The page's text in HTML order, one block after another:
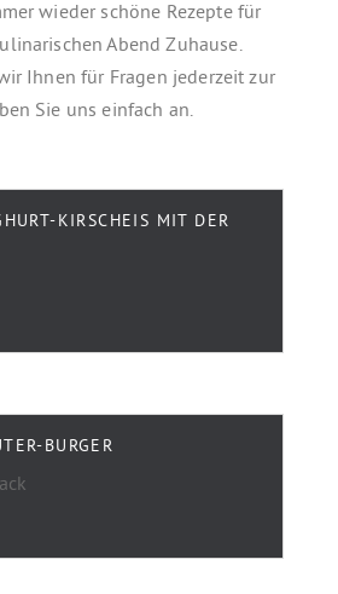
wieder schöne Rezepte für
Abend Zuhause.
Ihnen für Fragen jederzeit zur
Sie uns einfach an.
KIRSCHEIS MIT DER
BURGER